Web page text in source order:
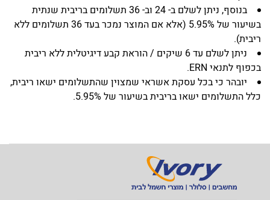
בנוסף, ניתן לשלם ב- 24 וב- 36 תשלומים בריבית שנתית
בשיעור של 5.95% (אלא אם המוצר נמכר בעד 36 תשלומים ללא
ריבית).
ניתן לשלם עד 6 שיקים / הוראת קבע דיגיטלית ללא ריבית
בכפוף לתנאי ERN.
יובהר כי בכל עסקת אשראי שמצוין שהתשלומים ישאו ריבית,
כלל התשלומים ישאו בריבית בשיעור של 5.95%.